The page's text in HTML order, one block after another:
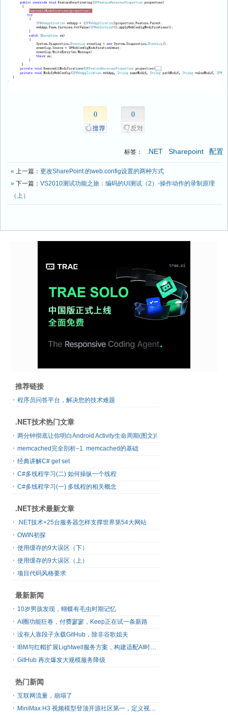
0 0
标签： .NET Sharepoint 配置
« 上一篇： 更改SharePoint 的web.config设置的两种方式
» 下一篇： VS2010测试功能之旅：编码的UI测试（2）-操作动作的录制原理
（上）
推荐链接
程序员问答平台，解决您的技术难题
.NET技术热门文章
两分钟彻底让你明白Android Activity生命周期(图文)!
memcached完全剖析–1. memcached的基础
经典讲解C# get set
C#多线程学习(二) 如何操纵一个线程
C#多线程学习(一) 多线程的相关概念
.NET技术最新文章
.NET技术+25台服务器怎样支撑世界第54大网站
OWIN初探
使用缓存的9大误区（下）
使用缓存的9大误区（上）
项目代码风格要求
最新新闻
10岁男孩发现，蝴蝶有毛虫时期记忆
AI圈功能狂卷，付费寥寥，Keep正在试一条新路
没有人靠段子永载GitHub，除非谷歌姐夫
IBM与红帽扩展Lightwell服务方案，构建适配AI时代开源生态的可信基础设施
GitHub 再次爆发大规模服务降级
热门新闻
互联网流量，崩塌了
MiniMax H3 视频模型登顶开源社区第一，定义视频模型领域“斩杀线”